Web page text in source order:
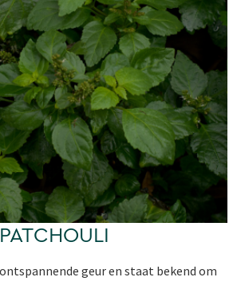
PATCHOULI
geur en staat bekend om